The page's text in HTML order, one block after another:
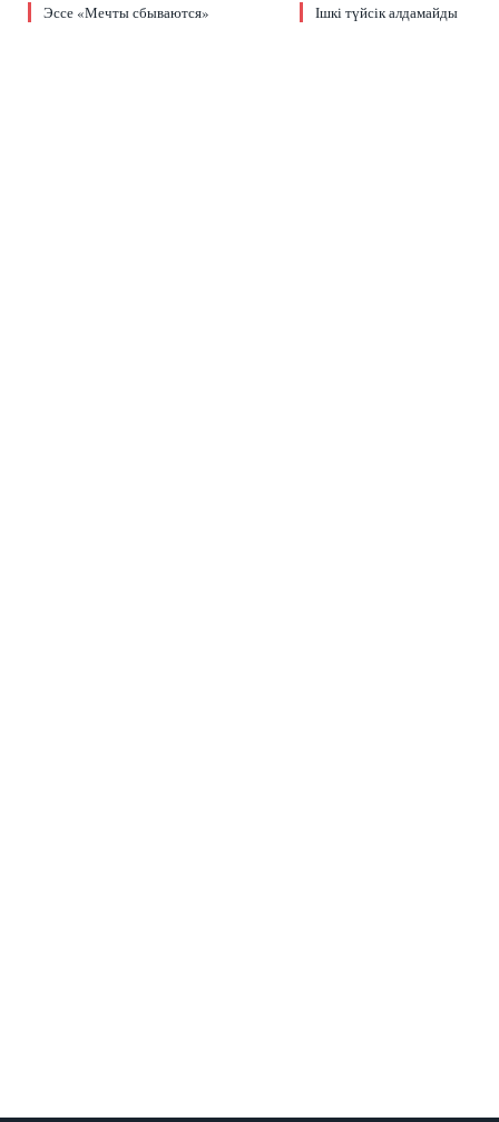
Эссе «Мечты сбываются» Ішкі түйсік алдамайды